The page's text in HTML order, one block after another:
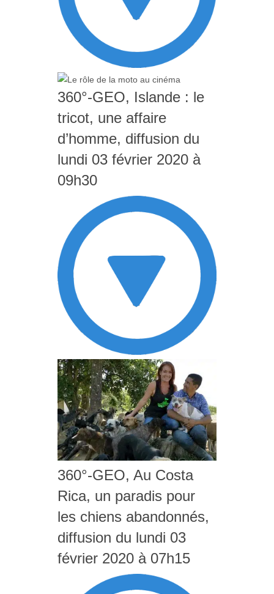
360°-GEO, Islande : le
tricot, une affaire
d’homme, diffusion du
lundi 03 février 2020 à
09h30
360°-GEO, Au Costa
Rica, un paradis pour
les chiens abandonnés,
diffusion du lundi 03
février 2020 à 07h15